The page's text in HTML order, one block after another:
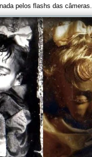
pelos flashs das câmeras.